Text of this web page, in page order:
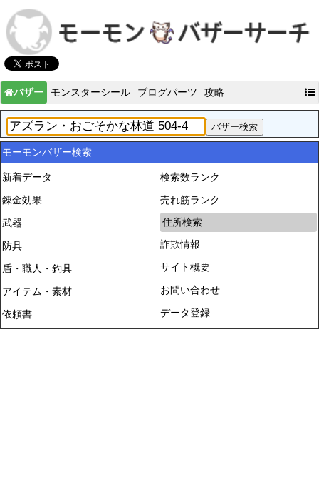
バザー モンスターシール ブログパーツ 攻略
モーモンバザー検索
新着データ
錬金効果
武器
防具
盾・職人・釣具
アイテム・素材
依頼書
検索数ランク
売れ筋ランク
住所検索
詐欺情報
サイト概要
お問い合わせ
データ登録